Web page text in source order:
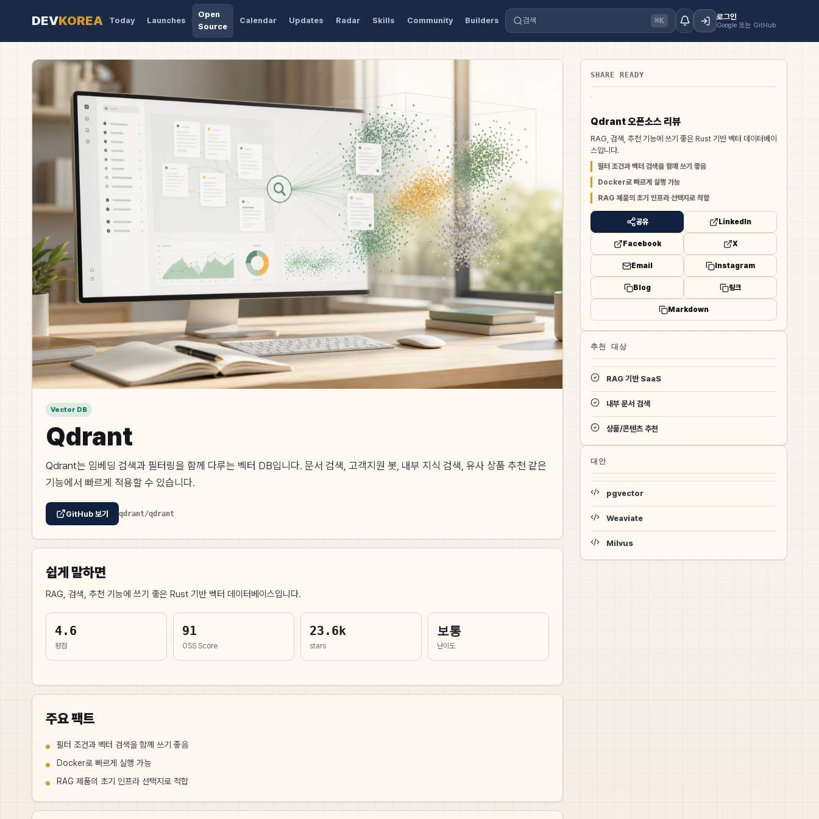
DEVKOREA Today Launches
Open
Source
Calendar Updates Radar Skills Community Builders 검색 ⌘K 로그인
Google 또는 GitHub
Vector DB
Qdrant
Qdrant는 임베딩 검색과 필터링을 함께 다루는 벡터 DB입니다. 문서 검색, 고객지원 봇, 내부 지식 검색, 유사 상품 추천 같은
기능에서 빠르게 적용할 수 있습니다.
GitHub 보기 qdrant/qdrant
쉽게 말하면
RAG, 검색, 추천 기능에 쓰기 좋은 Rust 기반 벡터 데이터베이스입니다.
4.6
평점
91
OSS Score
23.6k
stars
보통
난이도
주요 팩트
필터 조건과 벡터 검색을 함께 쓰기 좋음
Docker로 빠르게 실행 가능
RAG 제품의 초기 인프라 선택지로 적합
SHARE READY
Qdrant 오픈소스 리뷰
RAG, 검색, 추천 기능에 쓰기 좋은 Rust 기반 벡터 데이터베이
스입니다.
필터 조건과 벡터 검색을 함께 쓰기 좋음
Docker로 빠르게 실행 가능
RAG 제품의 초기 인프라 선택지로 적합
공유 LinkedIn
Facebook X
Email Instagram
Blog 링크
Markdown
추천 대상
RAG 기반 SaaS
내부 문서 검색
상품/콘텐츠 추천
대안
pgvector
Weaviate
Milvus